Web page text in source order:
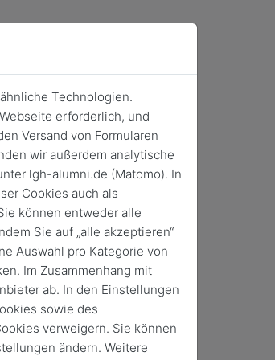
Technologien.
erforderlich, und
Versand von Formularen
wir außerdem analytische
lgh-alumni.de (Matomo). In
Cookies auch als
können entweder alle
Sie auf „alle akzeptieren“
Auswahl pro Kategorie von
Im Zusammenhang mit
ab. In den Einstellungen
sowie des
verweigern. Sie können
ändern. Weitere